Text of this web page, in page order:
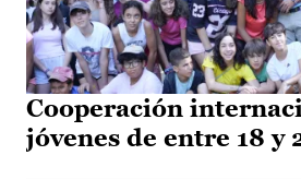
Cooperación
jóvenes de entre 18 y